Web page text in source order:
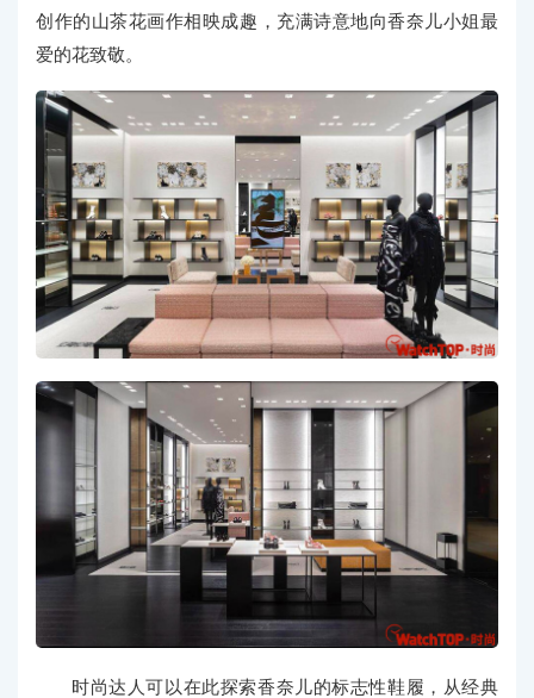
创作的山茶花画作相映成趣，充满诗意地向香奈儿小姐最
爱的花致敬。
时尚达人可以在此探索香奈儿的标志性鞋履，从经典